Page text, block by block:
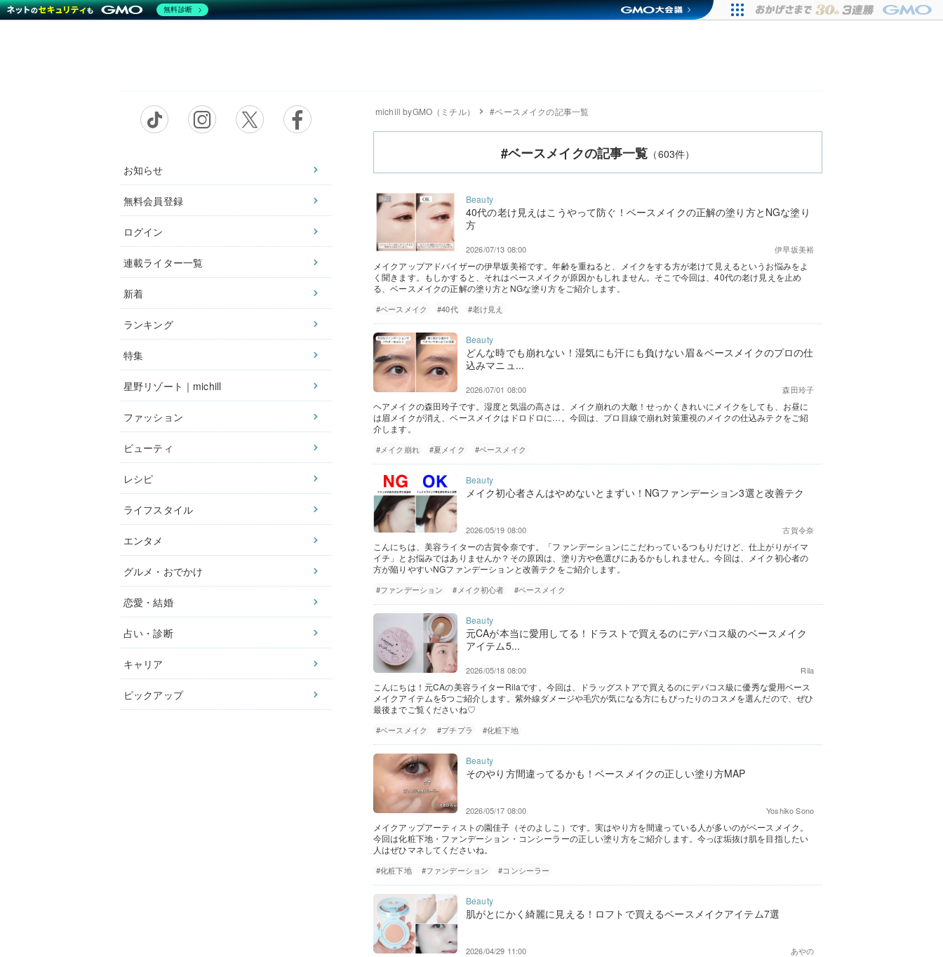
お知らせ
無料会員登録
ログイン
連載ライター一覧
新着
ランキング
特集
星野リゾート｜michill
ファッション
ビューティ
レシピ
ライフスタイル
エンタメ
グルメ・おでかけ
恋愛・結婚
占い・診断
キャリア
ピックアップ
michill byGMO（ミチル） #ベースメイクの記事一覧
#ベースメイクの記事一覧 （603件）
40代の老け見えはこうやって防ぐ！ベースメイクの正解の塗り方とNGな塗り
方
伊早坂美裕
2026/07/13 08:00
メイクアップアドバイザーの伊早坂美裕です。年齢を重ねると、メイクをする方が老けて見えるというお悩みをよ
く聞きます。もしかすると、それはベースメイクが原因かもしれません。そこで今回は、40代の老け見えを止め
る、ベースメイクの正解の塗り方とNGな塗り方をご紹介します。
#ベースメイク #40代 #老け見え
どんな時でも崩れない！湿気にも汗にも負けない眉＆ベースメイクのプロの仕
込みマニュ...
森田玲子
2026/07/01 08:00
ヘアメイクの森田玲子です。湿度と気温の高さは、メイク崩れの大敵！せっかくきれいにメイクをしても、お昼に
は眉メイクが消え、ベースメイクはドロドロに…。今回は、プロ目線で崩れ対策重視のメイクの仕込みテクをご紹
介します。
#メイク崩れ #夏メイク #ベースメイク
メイク初心者さんはやめないとまずい！NGファンデーション3選と改善テク
古賀令奈
2026/05/19 08:00
こんにちは、美容ライターの古賀令奈です。「ファンデーションにこだわっているつもりだけど、仕上がりがイマ
イチ」とお悩みではありませんか？その原因は、塗り方や色選びにあるかもしれません。今回は、メイク初心者の
方が陥りやすいNGファンデーションと改善テクをご紹介します。
#ファンデーション #メイク初心者 #ベースメイク
元CAが本当に愛用してる！ドラストで買えるのにデパコス級のベースメイク
アイテム5...
Rila
2026/05/18 08:00
こんにちは！元CAの美容ライターRilaです。今回は、ドラッグストアで買えるのにデパコス級に優秀な愛用ベース
メイクアイテムを5つご紹介します。紫外線ダメージや毛穴が気になる方にもぴったりのコスメを選んだので、ぜひ
最後までご覧くださいね♡
#ベースメイク #プチプラ #化粧下地
そのやり方間違ってるかも！ベースメイクの正しい塗り方MAP
Yoshiko Sono
2026/05/17 08:00
メイクアップアーティストの園佳子（そのよしこ）です。実はやり方を間違っている人が多いのがベースメイク。
今回は化粧下地・ファンデーション・コンシーラーの正しい塗り方をご紹介します。今っぽ垢抜け肌を目指したい
人はぜひマネしてくださいね。
#化粧下地 #ファンデーション #コンシーラー
肌がとにかく綺麗に見える！ロフトで買えるベースメイクアイテム7選
あやの
2026/04/29 11:00
無料診断